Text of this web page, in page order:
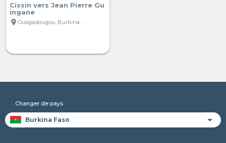
Cissin vers Jean Pierre Gu
ingane
location_on
Changer de pays